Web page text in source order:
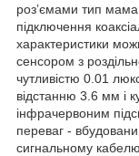
роз’ємами тип
підключення
характеристики
сенсором з
чутливістю 0.01
відстанню 3.6 мм і
інфрачервоним
переваг -
сигнальному